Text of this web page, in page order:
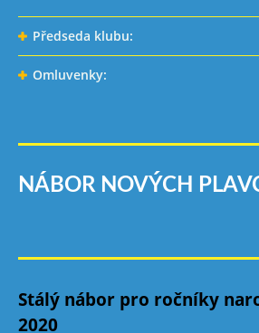
Předseda klubu:
Omluvenky:
NÁBOR NOVÝCH
Stálý nábor pro ročníky
2020